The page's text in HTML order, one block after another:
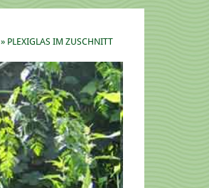
» PLEXIGLAS IM ZUSCHNITT